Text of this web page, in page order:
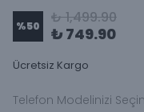
%50 ₺ 1,499.90
₺ 749.90
Ücretsiz Kargo
Telefon Modelinizi